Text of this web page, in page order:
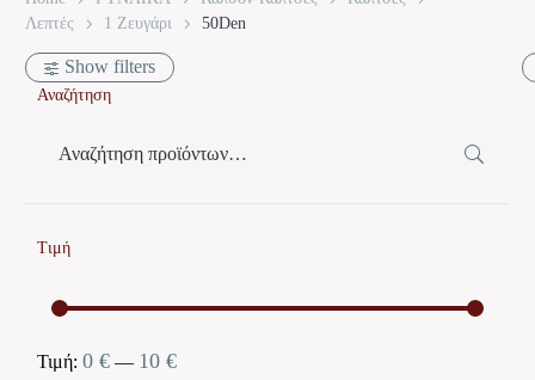
Λεπτές
1 Ζευγάρι 50Den
Show filters
Αναζήτηση
Τιμή
Ελάχιστη
Μέγιστη
Τιμή: 0 € — 10 €